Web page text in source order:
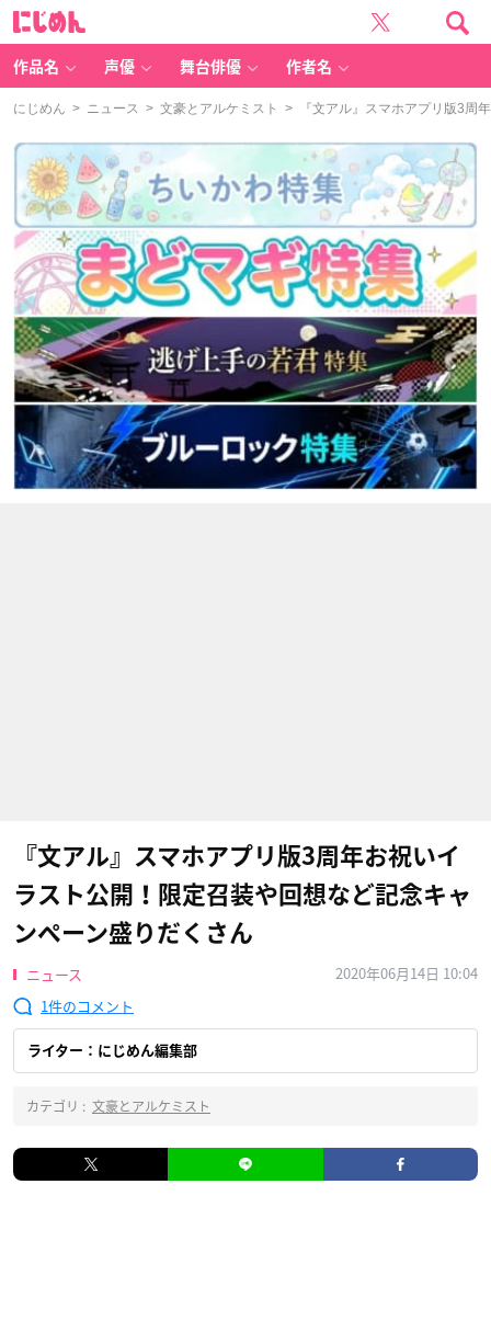
作品名 声優 舞台俳優 作者名
にじめん > ニュース > 文豪とアルケミスト > 『文アル』スマホアプリ版3周
『文アル』スマホアプリ版3周年お祝いイ
ラスト公開！限定召装や回想など記念キャ
ンペーン盛りだくさん
ニュース
2020年06月14日 10:04
1
ライター：にじめん編集部
カテゴリ : 文豪とアルケミスト